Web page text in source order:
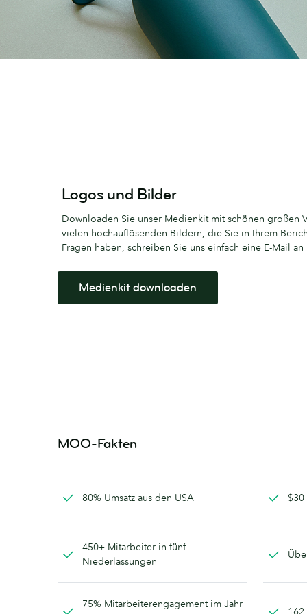
Logos und Bilder
Downloaden Sie unser Medienkit mit schönen großen
vielen hochauflösenden Bildern, die Sie in Ihrem
Fragen haben, schreiben Sie uns einfach eine E-Mail an
Medienkit downloaden
MOO-Fakten
80% Umsatz aus den USA
450+ Mitarbeiter in fünf
Niederlassungen
75% Mitarbeiterengagement im Jahr